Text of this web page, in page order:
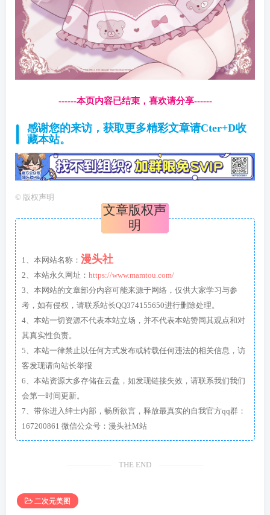
------本页内容已结束，喜欢请分享------
感谢您的来访，获取更多精彩文章请Cter+D收
藏本站。
© 版权声明
文章版权声
明
1、本网站名称： 漫头社
2、本站永久网址： https://www.mamtou.com/
3、本网站的文章部分内容可能来源于网络，仅供大家学习与参
考，如有侵权，请联系站长QQ374155650进行删除处理。
4、本站一切资源不代表本站立场，并不代表本站赞同其观点和对
其真实性负责。
5、本站一律禁止以任何方式发布或转载任何违法的相关信息，访
客发现请向站长举报
6、本站资源大多存储在云盘，如发现链接失效，请联系我们我们
会第一时间更新。
7、带你进入绅士内部，畅所欲言，释放最真实的自我官方qq群：
167200861 微信公众号：漫头社M站
THE END
二次元美图